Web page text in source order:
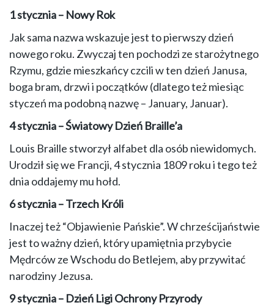
1 stycznia – Nowy Rok
Jak sama nazwa wskazuje jest to pierwszy dzień
nowego roku. Zwyczaj ten pochodzi ze starożytnego
Rzymu, gdzie mieszkańcy czcili w ten dzień Janusa,
boga bram, drzwi i początków (dlatego też miesiąc
styczeń ma podobną nazwę – January, Januar).
4 stycznia – Światowy Dzień Braille’a
Louis Braille stworzył alfabet dla osób niewidomych.
Urodził się we Francji, 4 stycznia 1809 roku i tego też
dnia oddajemy mu hołd.
6 stycznia – Trzech Króli
Inaczej też “Objawienie Pańskie”. W chrześcijaństwie
jest to ważny dzień, który upamiętnia przybycie
Mędrców ze Wschodu do Betlejem, aby przywitać
narodziny Jezusa.
9 stycznia – Dzień Ligi Ochrony Przyrody